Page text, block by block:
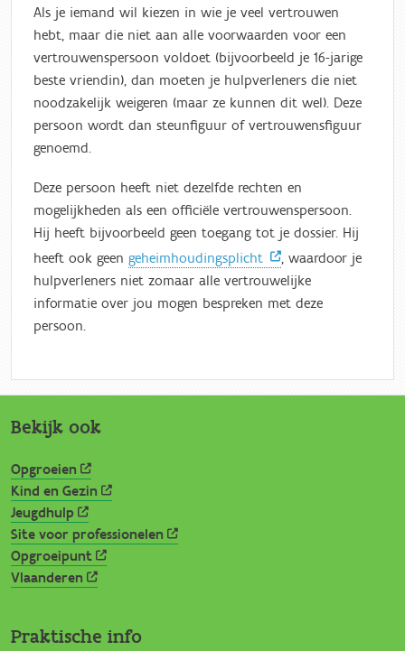
Als je iemand wil kiezen in wie je veel vertrouwen
hebt, maar die niet aan alle voorwaarden voor een
vertrouwenspersoon voldoet (bijvoorbeeld je 16-jarige
beste vriendin), dan moeten je hulpverleners die niet
noodzakelijk weigeren (maar ze kunnen dit wel). Deze
persoon wordt dan steunfiguur of vertrouwensfiguur
genoemd.
Deze persoon heeft niet dezelfde rechten en
mogelijkheden als een officiële vertrouwenspersoon.
Hij heeft bijvoorbeeld geen toegang tot je dossier. Hij
heeft ook geen geheimhoudingsplicht
, waardoor je
hulpverleners niet zomaar alle vertrouwelijke
informatie over jou mogen bespreken met deze
persoon.
Bekijk ook
Opgroeien
Kind en Gezin
Jeugdhulp
Site voor professionelen
Opgroeipunt
Vlaanderen
Praktische info